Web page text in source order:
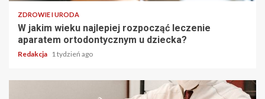
ZDROWIE I URODA
W jakim wieku najlepiej rozpocząć leczenie
aparatem ortodontycznym u dziecka?
Redakcja 1 tydzień ago